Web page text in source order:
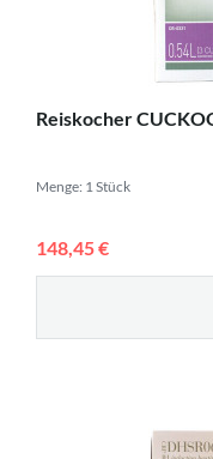
Reiskocher
Menge: 1 Stück
148,45 €